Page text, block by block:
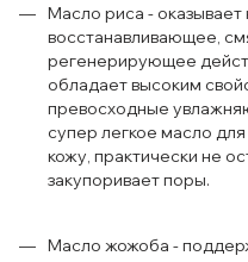
Масло риса -
восстанавливающее,
регенерирующее
обладает высоким
превосходные
супер легкое масло
кожу, практически не
закупоривает поры.
Масло жожоба -